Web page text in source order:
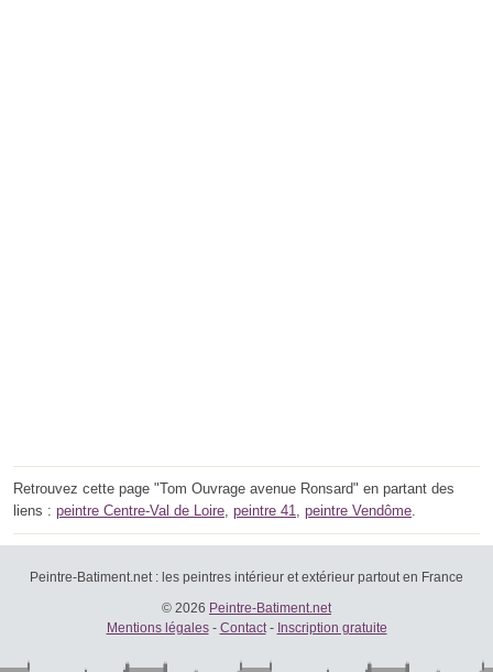
Retrouvez cette page "Tom Ouvrage avenue Ronsard" en partant des
liens : peintre Centre-Val de Loire, peintre 41, peintre Vendôme.
Peintre-Batiment.net : les peintres intérieur et extérieur partout en France
© 2026 Peintre-Batiment.net
Mentions légales- Contact- Inscription gratuite